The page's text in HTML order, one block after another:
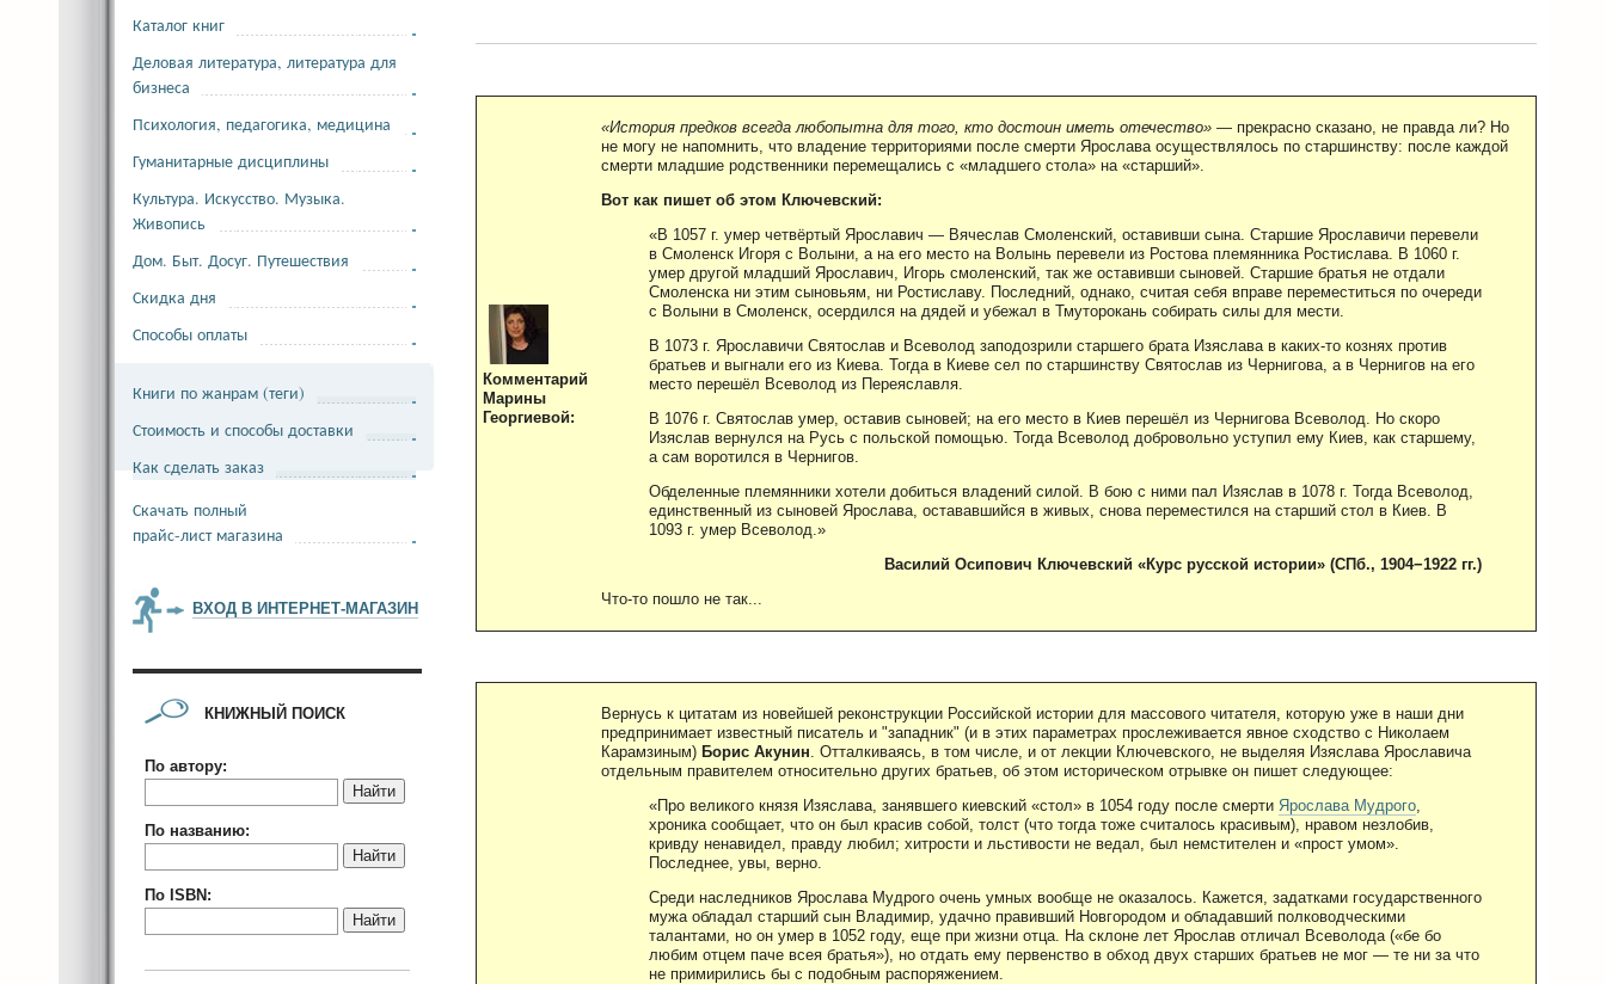
Комментарий
Марины
Георгиевой:
«История предков всегда любопытна для того, кто достоин иметь отечество» — прекрасно сказано, не правда ли? Но
не могу не напомнить, что владение территориями после смерти Ярослава осуществлялось по старшинству: после каждой
смерти младшие родственники перемещались с «младшего стола» на «старший».
Вот как пишет об этом Ключевский:
«В 1057 г. умер четвёртый Ярославич — Вячеслав Cмоленский, оставивши сына. Старшие Ярославичи перевели
в Смоленск Игоря с Волыни, а на его место на Волынь перевели из Ростова племянника Ростислава. В 1060 г.
умер другой младший Ярославич, Игорь смоленский, так же оставивши сыновей. Старшие братья не отдали
Смоленска ни этим сыновьям, ни Ростиславу. Последний, однако, считая себя вправе переместиться по очереди
с Волыни в Смоленск, осердился на дядей и убежал в Тмуторокань собирать силы для мести.
В 1073 г. Ярославичи Святослав и Всеволод заподозрили старшего брата Изяслава в каких-то кознях против
братьев и выгнали его из Киева. Тогда в Киеве сел по старшинству Святослав из Чернигова, а в Чернигов на его
место перешёл Всеволод из Переяславля.
В 1076 г. Святослав умер, оставив сыновей; на его место в Киев перешёл из Чернигова Всеволод. Но скоро
Изяслав вернулся на Русь с польской помощью. Тогда Всеволод добровольно уступил ему Киев, как старшему,
а сам воротился в Чернигов.
Обделенные племянники хотели добиться владений силой. В бою с ними пал Изяслав в 1078 г. Тогда Всеволод,
единственный из сыновей Ярослава, остававшийся в живых, снова переместился на старший стол в Киев. В
1093 г. умер Всеволод.»
Василий Осипович Ключевский «Курс русской истории» (СПб., 1904−1922 гг.)
Что-то пошло не так...
Вернусь к цитатам из новейшей реконструкции Российской истории для массового читателя, которую уже в наши дни
предпринимает известный писатель и "западник" (и в этих параметрах прослеживается явное сходство с Николаем
Карамзиным) Борис Акунин . Отталкиваясь, в том числе, и от лекции Ключевского, не выделяя Изяслава Ярославича
отдельным правителем относительно других братьев, об этом историческом отрывке он пишет следующее:
«Про великого князя Изяслава, занявшего киевский «стол» в 1054 году после смерти Ярослава Мудрого
хроника сообщает, что он был красив собой, толст (что тогда тоже считалось красивым), нравом незлобив,
кривду ненавидел, правду любил; хитрости и льстивости не ведал, был немстителен и «прост умом».
Последнее, увы, верно.
Среди наследников Ярослава Мудрого очень умных вообще не оказалось. Кажется, задатками государственного
мужа обладал старший сын Владимир, удачно правивший Новгородом и обладавший полководческими
талантами, но он умер в 1052 году, еще при жизни отца. На склоне лет Ярослав отличал Всеволода («бе бо
любим отцем паче всея братья»), но отдать ему первенство в обход двух старших братьев не мог — те ни за что
не примирились бы с подобным распоряжением.
Каталог книг
Деловая литература, литература для
бизнеса
Психология, педагогика, медицина
Гуманитарные дисциплины
Культура. Искусство. Музыка.
Живопись
Дом. Быт. Досуг. Путешествия
Скидка дня
Способы оплаты
Книги по жанрам (теги)
Стоимость и способы доставки
Как сделать заказ
Скачать полный
прайс-лист магазина
ВХОД В ИНТЕРНЕТ-МАГАЗИН
КНИЖНЫЙ ПОИСК
По автору:
Найти
По названию:
Найти
По ISBN:
Найти